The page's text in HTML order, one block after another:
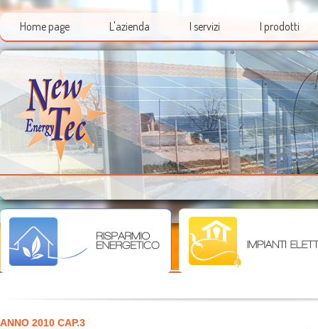
Home page L'azienda I servizi I prodotti
ANNO 2010 CAP.3